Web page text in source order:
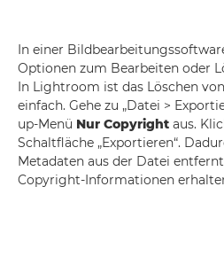
In einer
Optionen zum Bearbeiten oder
In Lightroom ist das Löschen
einfach. Gehe zu „Datei >
up-Menü Nur Copyright aus.
Schaltfläche „Exportieren“.
Metadaten aus der Datei
Copyright-Informationen